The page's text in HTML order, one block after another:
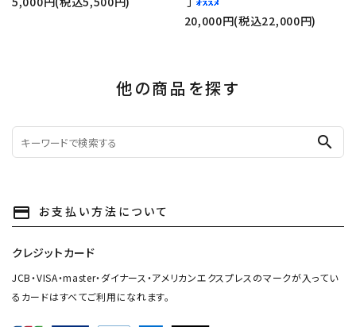
20,000円(税込22,000円)
他の商品を探す
search
payment お支払い方法について
クレジットカード
JCB・VISA・master・ダイナース・アメリカンエクスプレスのマークが入ってい
るカードはすべてご利用になれます。